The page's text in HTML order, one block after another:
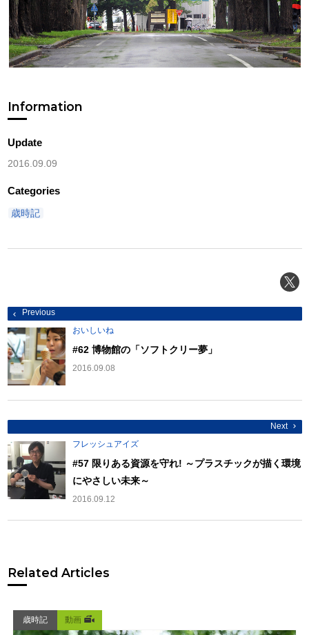
Information
Update
2016.09.09
Categories
歳時記
投
稿
ナ
ビ
ゲ
ー
シ
ョ
ン
Previous
おいしいね
#62 博物館の「ソフトクリー夢」
2016.09.08
Next
フレッシュアイズ
#57 限りある資源を守れ! ～プラスチックが描く環境
にやさしい未来～
2016.09.12
Related Articles
歳時記 動画